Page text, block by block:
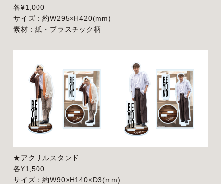
各¥1,000
サイズ：約W295×H420(mm)
素材：紙・プラスチック柄
★アクリルスタンド
各¥1,500
サイズ：約W90×H140×D3(mm)